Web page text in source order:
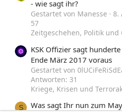
- wie sagt ihr?
Gestartet von Manesse 8.
57
Zeitgeschehen, Politik und
KSK Offizier sagt
Ende März 2017 voraus
Gestartet von
Antworten: 31
Kriege, Krisen und
S Was sagt Ihr nun zum